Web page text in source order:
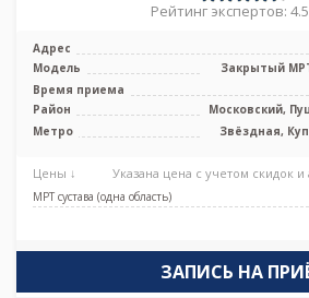
Рейтинг экспертов:
Адрес
Модель
Закрытый
TOSHIBA
Время приема
Район
Московский,
Метро
Звёздная,
Цены ↓ Указана цена с учетом скидок и
МРТ сустава (одна область)
ЗАПИСЬ НА